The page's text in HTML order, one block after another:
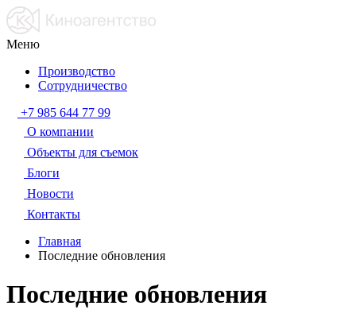
Меню
Производство
Сотрудничество
+7 985 644 77 99
О компании
Объекты для съемок
Блоги
Новости
Контакты
Главная
Последние обновления
Последние обновления